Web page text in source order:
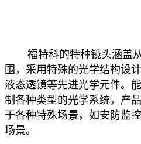
福特科的特种镜头涵盖
围，采用特殊的光学结构设
液态透镜等先进光学元件。
制各种类型的光学系统，产
于各种特殊场景，如安防监
场景。